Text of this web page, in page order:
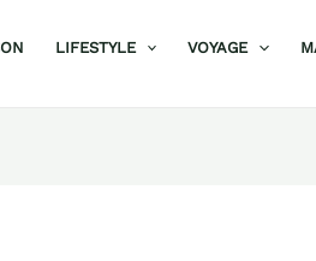
LIFESTYLE VOYAGE